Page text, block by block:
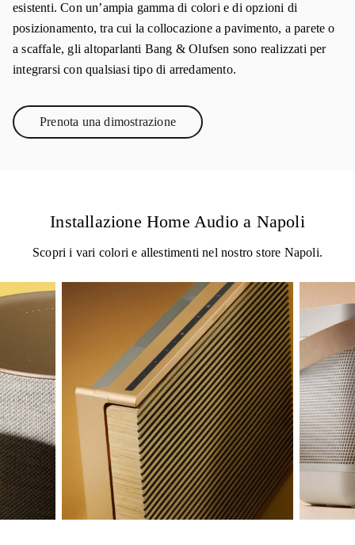
esistenti. Con un’ampia gamma di colori e di opzioni di
posizionamento, tra cui la collocazione a pavimento, a parete o
a scaffale, gli altoparlanti Bang & Olufsen sono realizzati per
integrarsi con qualsiasi tipo di arredamento.
Prenota una dimostrazione
Link Opens in New Tab
Installazione Home Audio a Napoli
Scopri i vari colori e allestimenti nel nostro store Napoli.